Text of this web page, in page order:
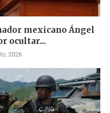
mexicano Ángel
ocultar...
2026